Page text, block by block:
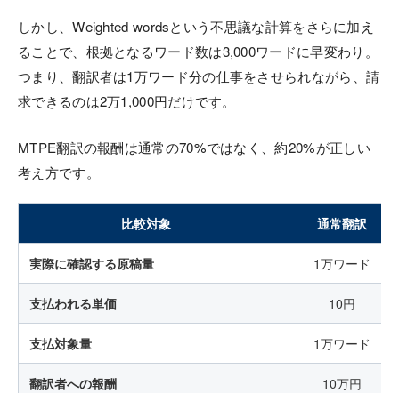
しかし、Weighted wordsという不思議な計算をさらに加え
ることで、根拠となるワード数は3,000ワードに早変わり。
つまり、翻訳者は1万ワード分の仕事をさせられながら、請
求できるのは2万1,000円だけです。
MTPE翻訳の報酬は通常の70%ではなく、約20%が正しい
考え方です。
比較対象 通常翻訳
実際に確認する原稿量 1万ワード
支払われる単価 10円
支払対象量 1万ワード
翻訳者への報酬 10万円